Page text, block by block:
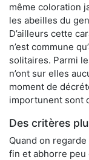
même coloration
les abeilles du
D’ailleurs cette
n’est commune
solitaires. Parmi
n’ont sur elles
moment de
importunent sont
Des critères
Quand on regarde
fin et abhorre peu